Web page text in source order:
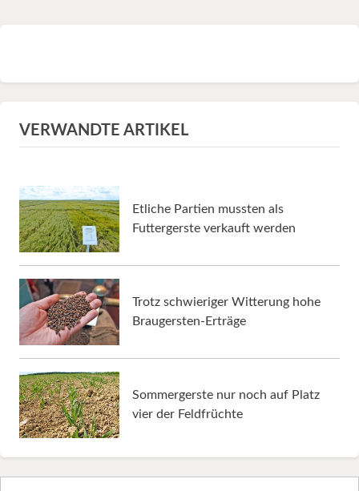
VERWANDTE ARTIKEL
Etliche Partien mussten als
Futtergerste verkauft werden
Trotz schwieriger Witterung hohe
Braugersten-Erträge
Sommergerste nur noch auf Platz
vier der Feldfrüchte